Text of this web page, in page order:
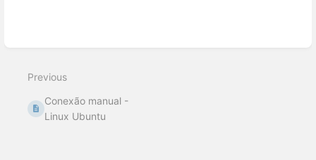
Previous
Conexão manual -
Linux Ubuntu